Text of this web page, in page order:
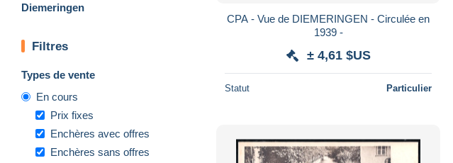
Diemeringen
Filtres
Types de vente
En cours
Prix fixes
Enchères avec offres
Enchères sans offres
CPA - Vue de DIEMERINGEN - Circulée en
1939 -
± 4,61 $US
Statut Particulier